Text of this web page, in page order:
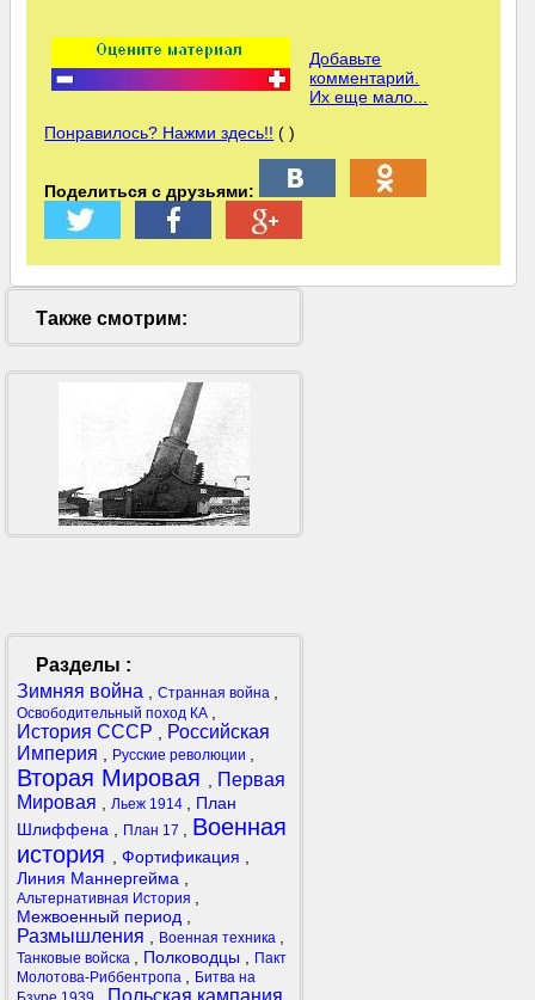
Добавьте
комментарий.
Их еще мало...
Понравилось? Нажми здесь!! ( )
Поделиться с друзьями:
Также смотрим:
Разделы :
Зимняя война
Странная война
Освободительный поход КА
История СССР
Российская
Империя
Русские революции
Вторая Мировая
Первая
Мировая
Льеж 1914
План
Шлиффена
План 17
Военная
история
Фортификация
Линия Маннергейма
Альтернативная История
Межвоенный период
Размышления Военная техника
Танковые войска Полководцы
Пакт
Молотова-Риббентропа
Битва на
Польская кампания